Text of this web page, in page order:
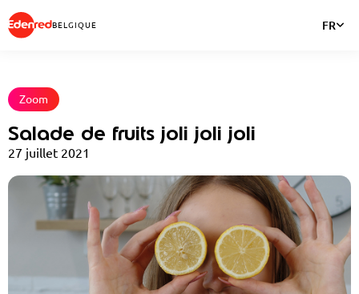
BELGIQUE FR
Zoom
Salade de fruits joli joli joli
27 juillet 2021